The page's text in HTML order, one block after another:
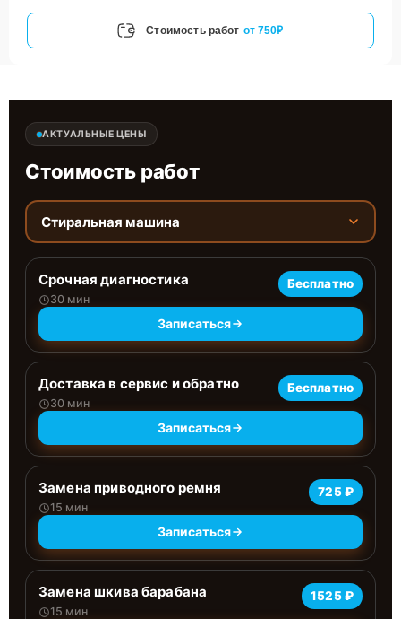
Стоимость работ от 750₽
АКТУАЛЬНЫЕ ЦЕНЫ
Стоимость работ
Стиральная машина
Срочная диагностика
30 мин
Бесплатно
Записаться
Доставка в сервис и обратно
30 мин
Бесплатно
Записаться
Замена приводного ремня
15 мин
725 ₽
Записаться
Замена шкива барабана
15 мин
1525 ₽